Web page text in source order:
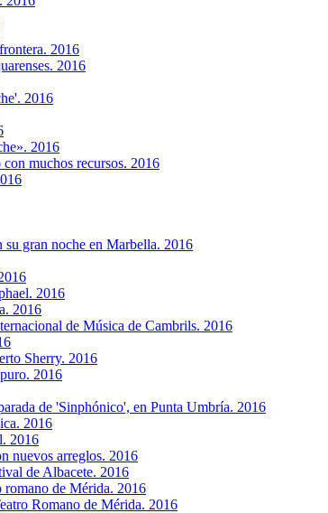
2016
2016
2016
2016
muchos recursos. 2016
su gran noche en Marbella. 2016
2016
2016
de Música de Cambrils. 2016
Sherry. 2016
2016
de 'Sinphónico', en Punta Umbría. 2016
2016
2016
nuevos arreglos. 2016
de Albacete. 2016
romano de Mérida. 2016
Romano de Mérida. 2016